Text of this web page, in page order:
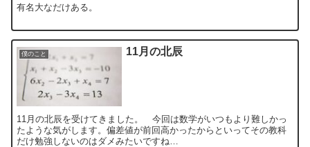
有名大なだけある。
僕のこと 11月の北辰
11月の北辰を受けてきました。 今回は数学がいつもより難しかっ
たような気がします。偏差値が前回高かったからといってその教科
だけ勉強しないのはダメみたいですね…